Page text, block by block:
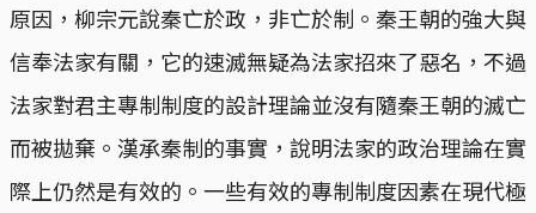
原因，柳宗元說秦亡於政，非亡於制。秦王朝的強大與
信奉法家有關，它的速滅無疑為法家招來了惡名，不過
法家對君主專制制度的設計理論並沒有隨秦王朝的滅亡
而被拋棄。漢承秦制的事實，說明法家的政治理論在實
際上仍然是有效的。一些有效的專制制度因素在現代極